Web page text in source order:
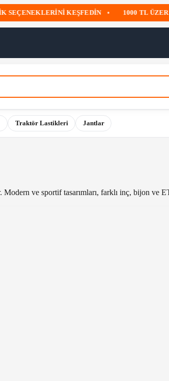
KEŞFEDIN • 1000 TL ÜZERI
Traktör Lastikleri Jantlar
ve sportif tasarımları, farklı inç, bijon ve